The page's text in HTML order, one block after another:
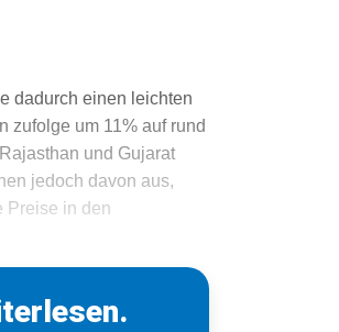
dadurch einen leichten
zufolge um 11% auf rund
und Gujarat
jedoch davon aus,
Preise in den